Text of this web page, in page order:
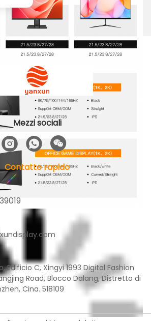
Mezzi sociali
Contatto rapido
Edificio C, Xingyi 1993 Digital Fashion
Road, Blocco Dalang, Distretto di
Cina. 518109